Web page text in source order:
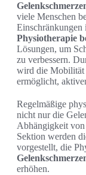
viele Menschen
Physiotherapie
Lösungen, um
zu verbessern.
wird die Mobilität
ermöglicht,
Regelmäßige
nicht nur die
Abhängigkeit von
Sektion werden
vorgestellt, die
erhöhen.